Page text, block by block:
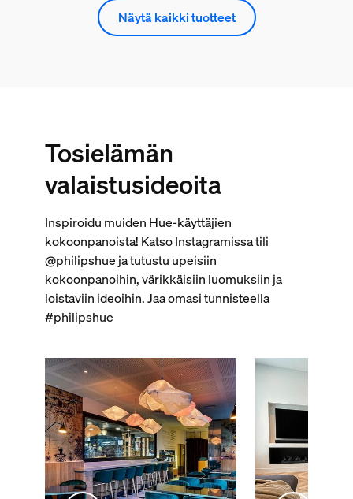
Näytä kaikki tuotteet
Tosielämän
valaistusideoita
Inspiroidu muiden Hue-käyttäjien
kokoonpanoista! Katso Instagramissa tili
@philipshue ja tutustu upeisiin
kokoonpanoihin, värikkäisiin luomuksiin ja
loistaviin ideoihin. Jaa omasi tunnisteella
#philipshue